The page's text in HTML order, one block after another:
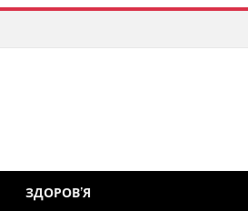
ЗДОРОВ’Я